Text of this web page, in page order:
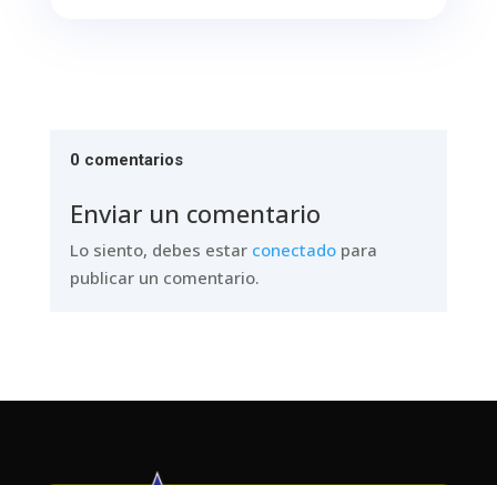
0 comentarios
Enviar un comentario
Lo siento, debes estar conectadopara
publicar un comentario.